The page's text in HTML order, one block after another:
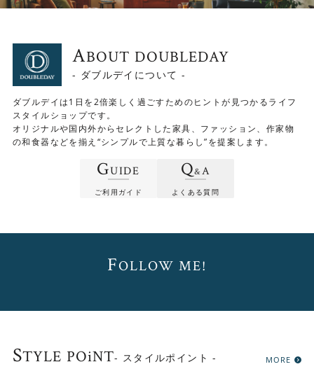
す。 コンパクトな空間でも、毎日の時間を心地よく支える
落ち着いた色
ABOUT DOUBLEDAY
- ダブルデイについて -
ダブルデイは1日を2倍楽しく過ごすためのヒントが見つかるライフ
スタイルショップです。
オリジナルや国内外からセレクトした家具、ファッション、作家物
の和食器などを揃え“シンプルで上質な暮らし”を提案します。
GUIDE
ご利用ガイド
Q&A
よくある質問
FOLLOW ME!
STYLE POiNT- スタイルポイント - MORE